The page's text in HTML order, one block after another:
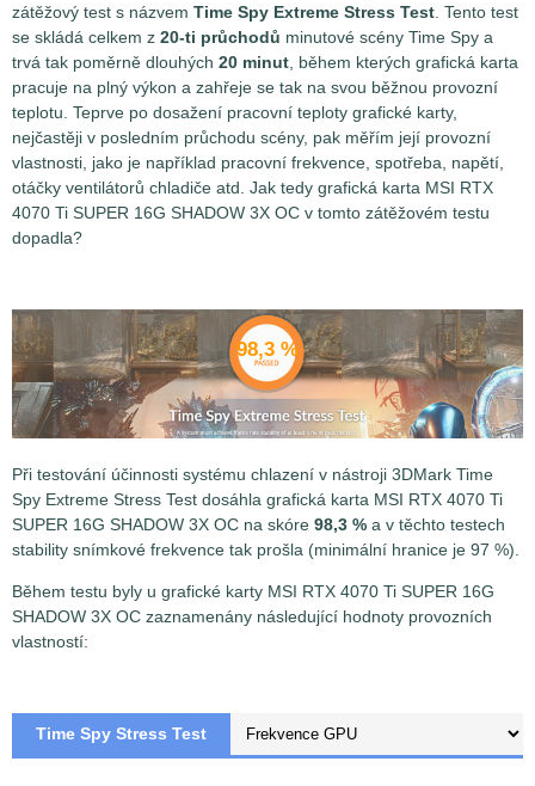
zátěžový test s názvem Time Spy Extreme Stress Test . Tento test
se skládá celkem z 20-ti průchodů minutové scény Time Spy a
trvá tak poměrně dlouhých 20 minut , během kterých grafická karta
pracuje na plný výkon a zahřeje se tak na svou běžnou provozní
teplotu. Teprve po dosažení pracovní teploty grafické karty,
nejčastěji v posledním průchodu scény, pak měřím její provozní
vlastnosti, jako je například pracovní frekvence, spotřeba, napětí,
otáčky ventilátorů chladiče atd. Jak tedy grafická karta MSI RTX
4070 Ti SUPER 16G SHADOW 3X OC v tomto zátěžovém testu
dopadla?
98,3 %
Při testování účinnosti systému chlazení v nástroji 3DMark Time
Spy Extreme Stress Test dosáhla grafická karta MSI RTX 4070 Ti
SUPER 16G SHADOW 3X OC na skóre 98,3 % a v těchto testech
stability snímkové frekvence tak prošla (minimální hranice je 97 %).
Během testu byly u grafické karty MSI RTX 4070 Ti SUPER 16G
SHADOW 3X OC zaznamenány následující hodnoty provozních
vlastností:
Time Spy Stress Test